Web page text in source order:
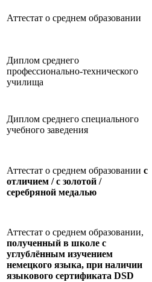
Аттестат о среднем образовании
Диплом среднего
профессионально-технического
училища
Диплом среднего специального
учебного заведения
Аттестат о среднем образовании с
отличием / с золотой /
серебряной медалью
Аттестат о среднем образовании,
полученный в школе с
углублённым изучением
немецкого языка, при наличии
языкового сертификата DSD